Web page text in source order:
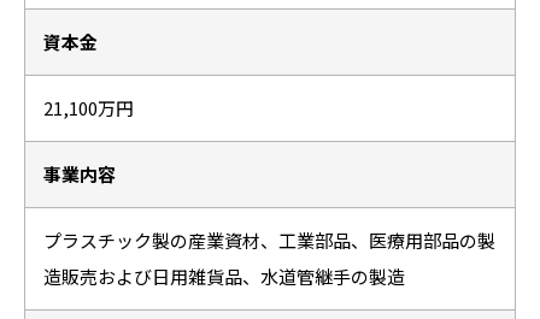
資本金
21,100万円
事業内容
プラスチック製の産業資材、工業部品、医療用部品の製
造販売および日用雑貨品、水道管継手の製造